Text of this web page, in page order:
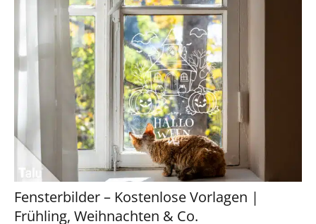
Fensterbilder – Kostenlose Vorlagen |
Frühling, Weihnachten & Co.